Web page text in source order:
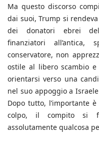
Ma questo discorso
dai suoi, Trump si
dei donatori ebrei
finanziatori all’antica,
conservatore, non
ostile al libero scambio e
orientarsi verso una
nel suo appoggio a
Dopo tutto, l’importante
colpo, il compito si
assolutamente qualcosa